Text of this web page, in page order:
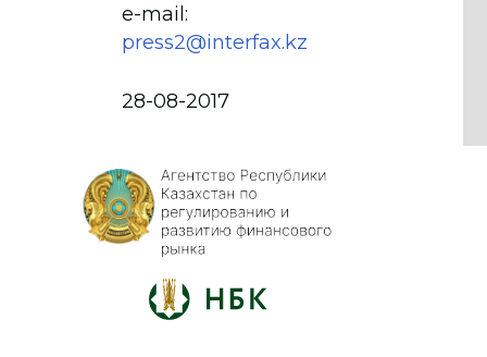
e-mail:
press2@interfax.kz
28-08-2017